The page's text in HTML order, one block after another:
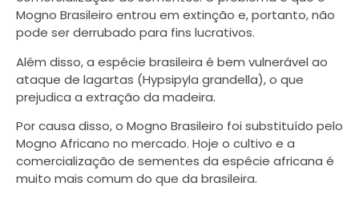
Mogno Brasileiro entrou em extinção e, portanto, não
pode ser derrubado para fins lucrativos.
Além disso, a espécie brasileira é bem vulnerável ao
ataque de lagartas (Hypsipyla grandella), o que
prejudica a extração da madeira.
Por causa disso, o Mogno Brasileiro foi substituído pelo
Mogno Africano no mercado. Hoje o cultivo e a
comercialização de sementes da espécie africana é
muito mais comum do que da brasileira.